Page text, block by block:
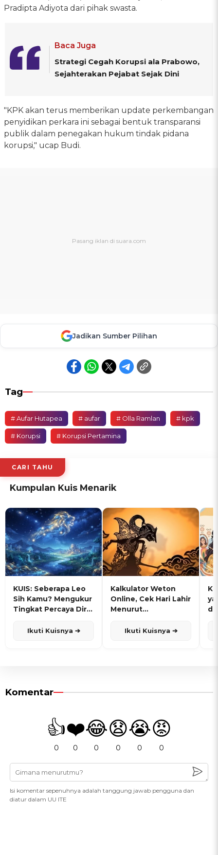
Pradipta Adiyota dari pihak swasta.
Baca Juga
Strategi Cegah Korupsi ala Prabowo,
Sejahterakan Pejabat Sejak Dini
"KPK akan terus memberikan update perkembangan
penyidikan perkara ini sebagai bentuk transparansi
publik dalam penegakan hukum tindak pidana
korupsi," ucap Budi.
Jadikan Sumber Pilihan
Tag
# Aufar Hutapea # aufar # Olla Ramlan # kpk
# Korupsi # Korupsi Pertamina
CARI TAHU
Kumpulan Kuis Menarik
KUIS: Seberapa Leo
Sih Kamu? Mengukur
Tingkat Percaya Diri
Ikuti Kuisnya ➔
Kalkulator Weton
Online, Cek Hari Lahir
Menurut
Ikuti Kuisnya ➔
Komentar
👍
0
❤️
0
😂
0
😧
0
😭
0
😡
0
Isi komentar sepenuhnya adalah tanggung jawab pengguna dan
diatur dalam UU ITE